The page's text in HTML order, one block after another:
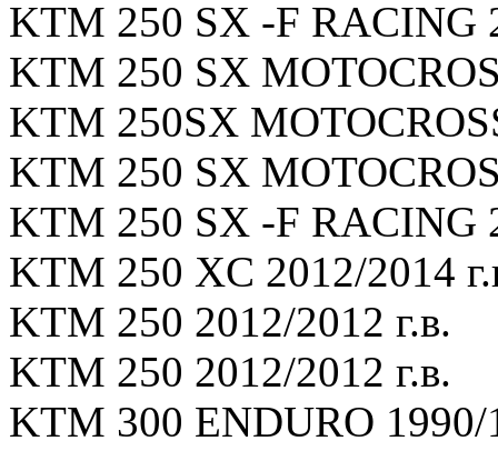
KTM 250 SX -F RACING
KTM 250 SX
KTM 250SX
KTM 250 SX
KTM 250 SX -F RACING
KTM 250 XC 2012/2014
KTM 250 2012/2012 г.в.
KTM 250 2012/2012 г.в.
KTM 300 ENDURO 1990/